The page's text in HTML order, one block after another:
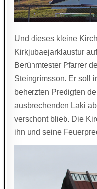
Und dieses kleine
Kirkjubaejarklaustur
Berühmtester Pfarrer
Steingrímsson. Er soll
beherzten Predigten
ausbrechenden Laki
verschont blieb. Die
ihn und seine